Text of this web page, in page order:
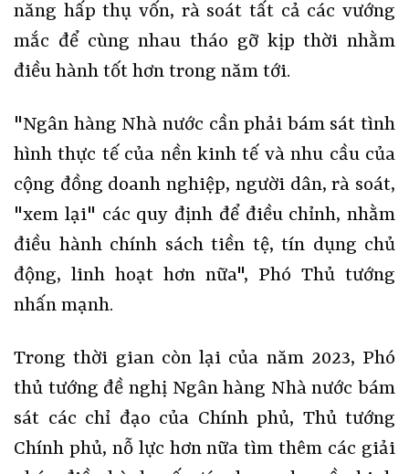
năng hấp thụ vốn, rà soát tất cả các vướng
mắc để cùng nhau tháo gỡ kịp thời nhằm
điều hành tốt hơn trong năm tới.
"Ngân hàng Nhà nước cần phải bám sát tình
hình thực tế của nền kinh tế và nhu cầu của
cộng đồng doanh nghiệp, người dân, rà soát,
"xem lại" các quy định để điều chỉnh, nhằm
điều hành chính sách tiền tệ, tín dụng chủ
động, linh hoạt hơn nữa", Phó Thủ tướng
nhấn mạnh.
Trong thời gian còn lại của năm 2023, Phó
thủ tướng đề nghị Ngân hàng Nhà nước bám
sát các chỉ đạo của Chính phủ, Thủ tướng
Chính phủ, nỗ lực hơn nữa tìm thêm các giải